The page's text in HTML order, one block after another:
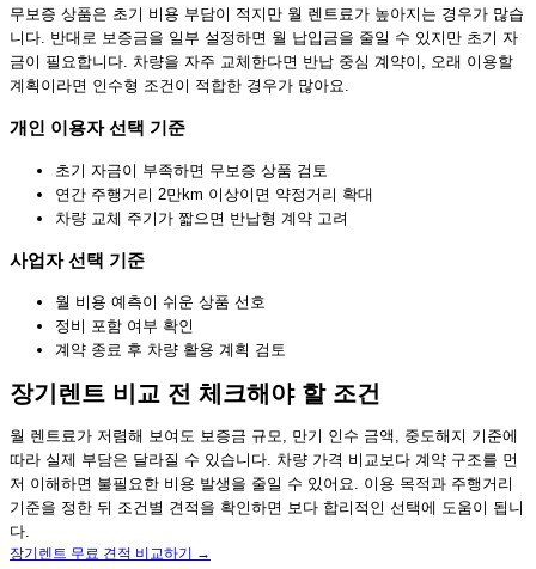
무보증 상품은 초기 비용 부담이 적지만 월 렌트료가 높아지는 경우가 많습
니다. 반대로 보증금을 일부 설정하면 월 납입금을 줄일 수 있지만 초기 자
금이 필요합니다. 차량을 자주 교체한다면 반납 중심 계약이, 오래 이용할
계획이라면 인수형 조건이 적합한 경우가 많아요.
개인 이용자 선택 기준
초기 자금이 부족하면 무보증 상품 검토
연간 주행거리 2만km 이상이면 약정거리 확대
차량 교체 주기가 짧으면 반납형 계약 고려
사업자 선택 기준
월 비용 예측이 쉬운 상품 선호
정비 포함 여부 확인
계약 종료 후 차량 활용 계획 검토
장기렌트 비교 전 체크해야 할 조건
월 렌트료가 저렴해 보여도 보증금 규모, 만기 인수 금액, 중도해지 기준에
따라 실제 부담은 달라질 수 있습니다. 차량 가격 비교보다 계약 구조를 먼
저 이해하면 불필요한 비용 발생을 줄일 수 있어요. 이용 목적과 주행거리
기준을 정한 뒤 조건별 견적을 확인하면 보다 합리적인 선택에 도움이 됩니
다.
장기렌트 무료 견적 비교하기 →